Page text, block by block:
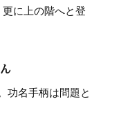
に上の階へと登
功名手柄は問題と